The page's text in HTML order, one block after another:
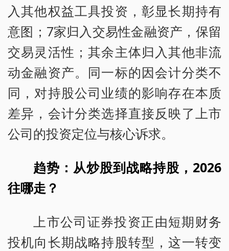
入其他权益工具投资，彰显长期持有
意图；7家归入交易性金融资产，保留
交易灵活性；其余主体归入其他非流
动金融资产。同一标的因会计分类不
同，对持股公司业绩的影响存在本质
差异，会计分类选择直接反映了上市
公司的投资定位与核心诉求。
趋势：从炒股到战略持股，2026
往哪走？
上市公司证券投资正由短期财务
投机向长期战略持股转型，这一转变